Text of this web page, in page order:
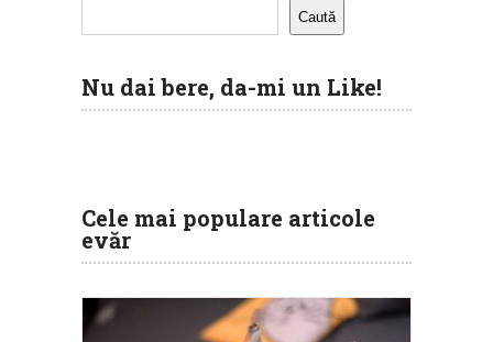
Caută
Nu dai bere, da-mi un Like!
Cele mai populare articole
evăr